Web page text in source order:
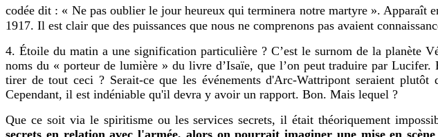
codée dit : « Ne pas oublier le jour heureux qui terminera notre martyre ». Apparaît
1917. Il est clair que des puissances que nous ne comprenons pas avaient
4. Étoile du matin a une signification particulière ? C’est le surnom de la planète
noms du « porteur de lumière » du livre d’Isaïe, que l’on peut traduire par
tirer de tout ceci ? Serait-ce que les événements d'Arc-Wattripont seraient
Cependant, il est indéniable qu'il devra y avoir un rapport. Bon. Mais lequel ?
Que ce soit via le spiritisme ou les services secrets, il était théoriquement
secrets en relation avec l'armée, alors on pourrait imaginer une mise en